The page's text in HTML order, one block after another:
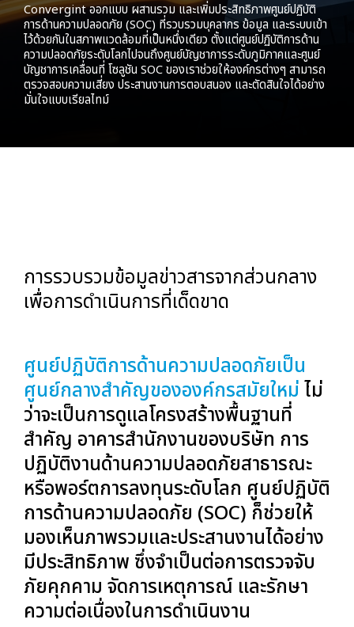
Convergint ออกแบบ ผสานรวม และเพิ่มประสิทธิภาพศูนย์ปฏิบัติ
การด้านความปลอดภัย (SOC) ที่รวบรวมบุคลากร ข้อมูล และระบบเข้า
ไว้ด้วยกันในสภาพแวดล้อมที่เป็นหนึ่งเดียว ตั้งแต่ศูนย์ปฏิบัติการด้าน
ความปลอดภัยระดับโลกไปจนถึงศูนย์บัญชาการระดับภูมิภาคและศูนย์
บัญชาการเคลื่อนที่ โซลูชัน SOC ของเราช่วยให้องค์กรต่างๆ สามารถ
ตรวจสอบความเสี่ยง ประสานงานการตอบสนอง และตัดสินใจได้อย่าง
มั่นใจแบบเรียลไทม์
การรวบรวมข้อมูลข่าวสารจากส่วนกลาง
เพื่อการดำเนินการที่เด็ดขาด
ศูนย์ปฏิบัติการด้านความปลอดภัยเป็น
ศูนย์กลางสำคัญขององค์กรสมัยใหม่ไม่
ว่าจะเป็นการดูแลโครงสร้างพื้นฐานที่
สำคัญ อาคารสำนักงานของบริษัท การ
ปฏิบัติงานด้านความปลอดภัยสาธารณะ
หรือพอร์ตการลงทุนระดับโลก ศูนย์ปฏิบัติ
การด้านความปลอดภัย (SOC) ก็ช่วยให้
มองเห็นภาพรวมและประสานงานได้อย่าง
มีประสิทธิภาพ ซึ่งจำเป็นต่อการตรวจจับ
ภัยคุกคาม จัดการเหตุการณ์ และรักษา
ความต่อเนื่องในการดำเนินงาน